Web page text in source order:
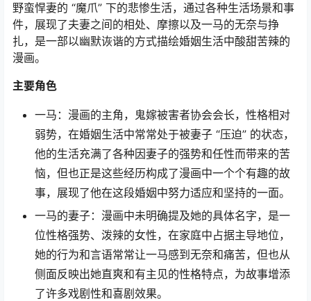
野蛮悍妻的 “魔爪” 下的悲惨生活，通过各种生活场景和事
件，展现了夫妻之间的相处、摩擦以及一马的无奈与挣
扎，是一部以幽默诙谐的方式描绘婚姻生活中酸甜苦辣的
漫画。
主要角色
一马：漫画的主角，鬼嫁被害者协会会长，性格相对
弱势，在婚姻生活中常常处于被妻子 “压迫” 的状态，
他的生活充满了各种因妻子的强势和任性而带来的苦
恼，但也正是这些经历构成了漫画中一个个有趣的故
事，展现了他在这段婚姻中努力适应和坚持的一面。
一马的妻子：漫画中未明确提及她的具体名字，是一
位性格强势、泼辣的女性，在家庭中占据主导地位，
她的行为和言语常常让一马感到无奈和痛苦，但也从
侧面反映出她直爽和有主见的性格特点，为故事增添
了许多戏剧性和喜剧效果。